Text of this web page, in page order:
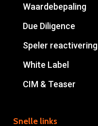
Waardebepaling
Due Diligence
Speler reactivering
White Label
CIM & Teaser
Snelle links